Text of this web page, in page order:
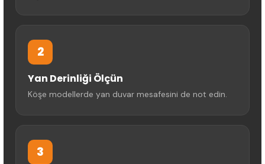
2
Yan Derinliği Ölçün
Köşe modellerde yan duvar mesafesini de not edin.
3